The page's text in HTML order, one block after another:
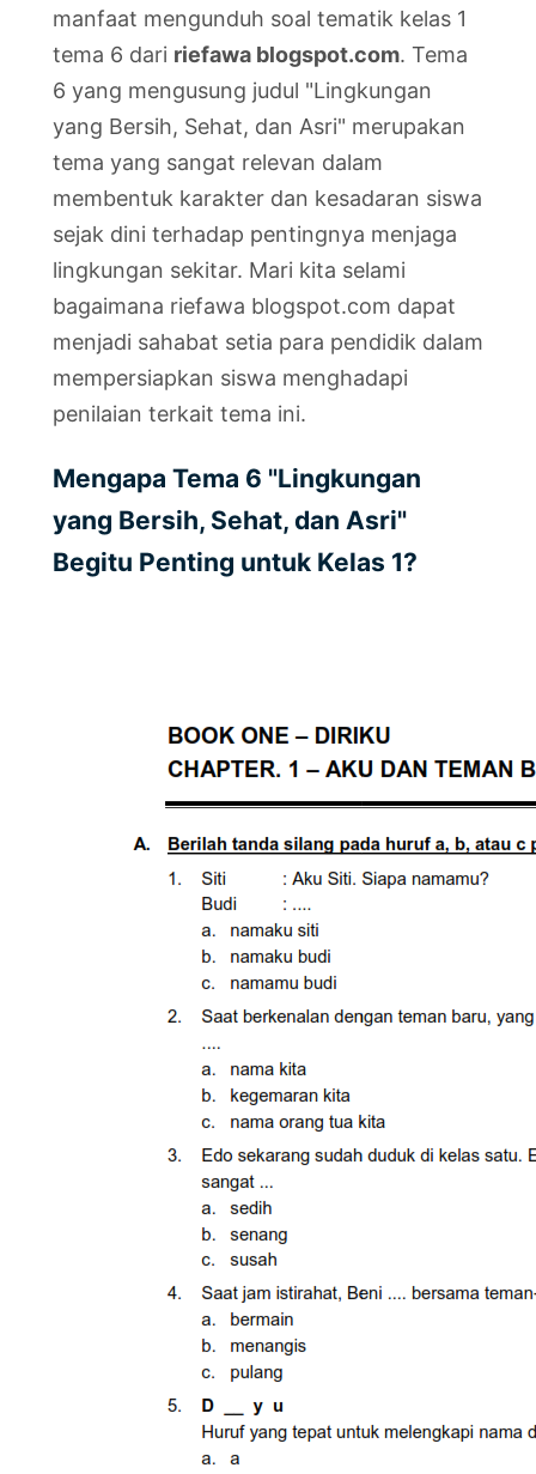
manfaat mengunduh soal tematik kelas 1
tema 6 dari riefawa blogspot.com. Tema
6 yang mengusung judul "Lingkungan
yang Bersih, Sehat, dan Asri" merupakan
tema yang sangat relevan dalam
membentuk karakter dan kesadaran siswa
sejak dini terhadap pentingnya menjaga
lingkungan sekitar. Mari kita selami
bagaimana riefawa blogspot.com dapat
menjadi sahabat setia para pendidik dalam
mempersiapkan siswa menghadapi
penilaian terkait tema ini.
Mengapa Tema 6 "Lingkungan
yang Bersih, Sehat, dan Asri"
Begitu Penting untuk Kelas 1?